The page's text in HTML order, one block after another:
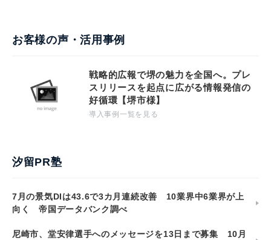
お客様の声・活用事例
戦略的広報で堺の魅力を全国へ。プレ
スリリースを起点に広がる情報発信の
好循環【堺市様】
導入事例一覧を見る
汐留PR塾
7月の景気DIは43.6で3カ月連続改善 10業界中6業界が上
向く 帝国データバンク調べ
尼崎市、堂安律選手へのメッセージを13日まで募集 10月